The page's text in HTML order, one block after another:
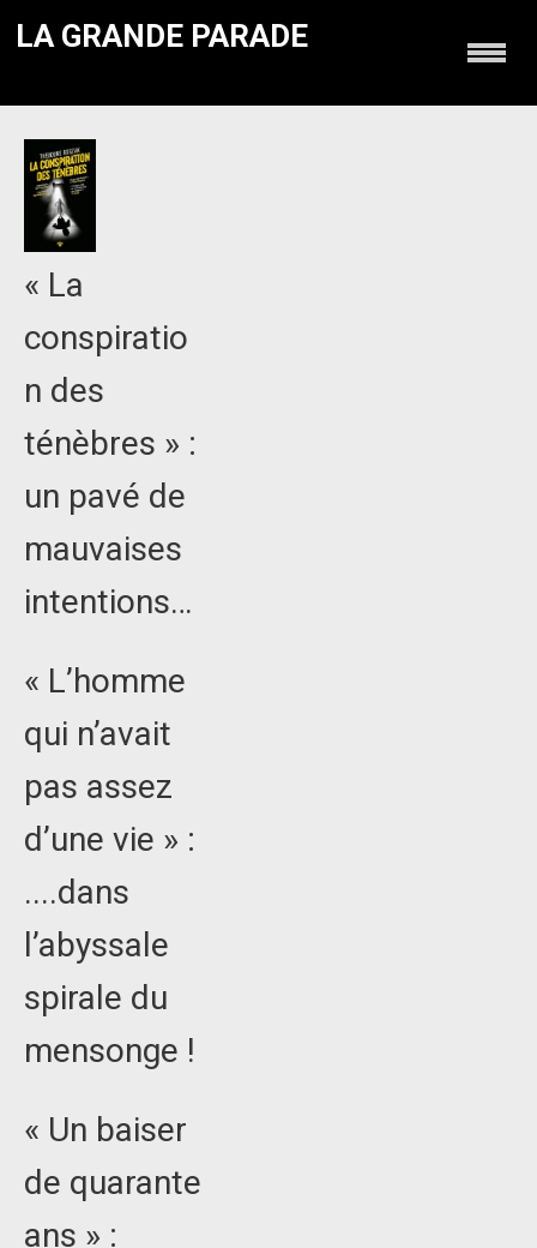
LA GRANDE PARADE
« La
conspiratio
n des
ténèbres » :
un pavé de
mauvaises
intentions…
« L’homme
qui n’avait
pas assez
d’une vie » :
....dans
l’abyssale
spirale du
mensonge !
« Un baiser
de quarante
ans » :